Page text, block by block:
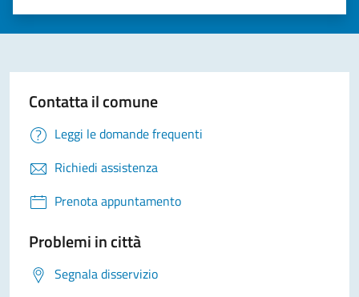
Valuta 5 stelle su 5
Valuta 4 stelle su 5
Valuta 3 stelle su 5
Valuta 2 stelle su 5
Valuta 1 stelle su 5
Contatta il comune
Leggi le domande frequenti
Richiedi assistenza
Prenota appuntamento
Problemi in città
Segnala disservizio